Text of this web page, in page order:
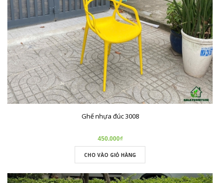
Ghế nhựa đúc 3008
450.000₫
CHO VÀO GIỎ HÀNG